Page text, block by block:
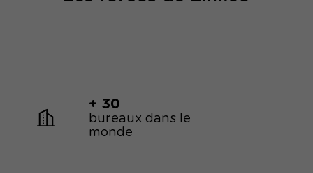
+ 30
bureaux dans le
monde